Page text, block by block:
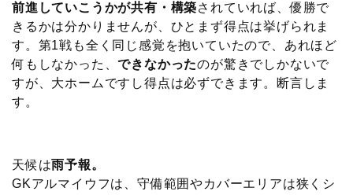
前進していこうかが共有・構築されていれば、優勝で
きるかは分かりませんが、ひとまず得点は挙げられま
す。第1戦も全く同じ感覚を抱いていたので、あれほど
何もしなかった、できなかったのが驚きでしかないで
すが、大ホームですし得点は必ずできます。断言しま
す。
天候は雨予報。
GKアルマイウフは、守備範囲やカバーエリアは狭くシ